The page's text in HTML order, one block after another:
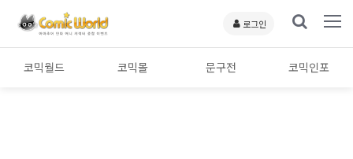
로그인
코믹월드 코믹몰 문구전 코믹인포